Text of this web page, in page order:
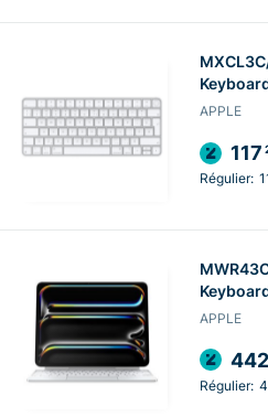
APPLE
117
Régulier:
APPLE
442
Régulier: